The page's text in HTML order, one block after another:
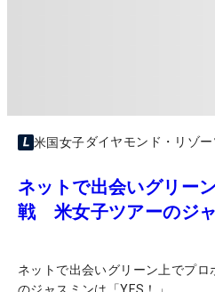
米国女子
ネットで出会いグリー
戦 米女子ツアーのジャ
ネットで出会いグリーン上でプ